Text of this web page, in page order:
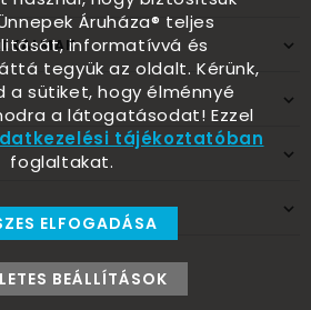
Áruháza® teljes
informatívvá és
tegyük az oldalt. Kérünk,
a sütiket, hogy élménnyé
a látogatásodat! Ezzel
tájékoztatóban
foglaltakat.
ELFOGADÁSA
BEÁLLÍTÁSOK